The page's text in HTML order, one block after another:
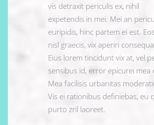
vis detraxit periculis ex, nihil
expetendis in mei. Mei an
euripidis, hinc partem ei est.
nisl graecis, vix aperiri
Eius lorem tincidunt vix at, vel
sensibus id, error epicurei mea
Mea facilisis urbanitas
Vis ei rationibus definiebas, eu
purto zril laoreet.